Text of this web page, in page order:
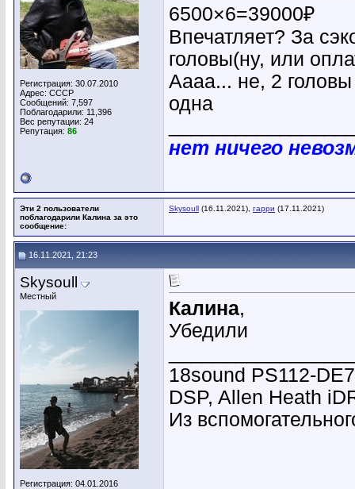
Регистрация: 30.07.2010
Адрес: СССР
Сообщений: 7,597
Поблагодарили: 11,396
Вес репутации: 24
Репутация: 86
6500×6=39000₽
Впечатляет? За
головы(ну, или
Аааа... не, 2 головы
одна
нет ничего
Эти 2 пользователи
поблагодарили Калина за это
сообщение:
Skysoull (16.11.2021), гарри (17.11.2021)
16.11.2021, 21:23
Skysoull
Местный
Регистрация: 04.01.2016
Калина,
Убедили
18sound PS112-
DSP, Allen Heath
Из